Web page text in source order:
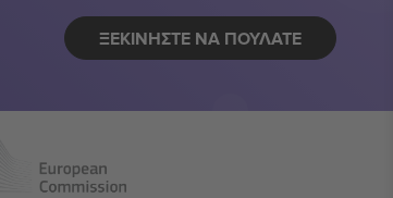
ΞΕΚΙΝΉΣΤΕ ΝΑ ΠΟΥΛΆΤΕ